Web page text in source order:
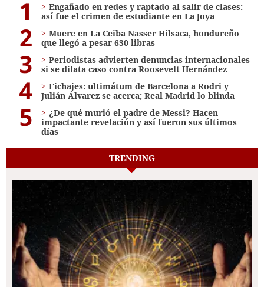
1
Engañado en redes y raptado al salir de clases:
así fue el crimen de estudiante en La Joya
2
Muere en La Ceiba Nasser Hilsaca, hondureño
que llegó a pesar 630 libras
3
Periodistas advierten denuncias internacionales
si se dilata caso contra Roosevelt Hernández
4
Fichajes: ultimátum de Barcelona a Rodri y
Julián Álvarez se acerca; Real Madrid lo blinda
5
¿De qué murió el padre de Messi? Hacen
impactante revelación y así fueron sus últimos
días
TRENDING